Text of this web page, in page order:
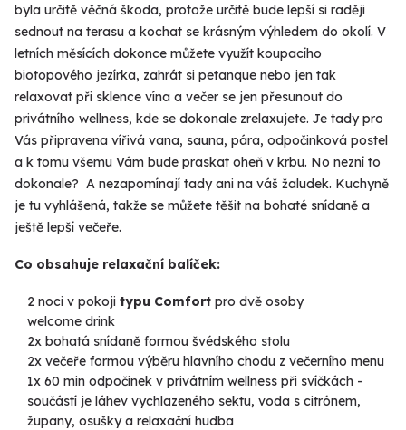
byla určitě věčná škoda, protože určitě bude lepší si raději
sednout na terasu a kochat se krásným výhledem do okolí. V
letních měsících dokonce můžete využít koupacího
biotopového jezírka, zahrát si petanque nebo jen tak
relaxovat při sklence vína a večer se jen přesunout do
privátního wellness, kde se dokonale zrelaxujete. Je tady pro
Vás připravena vířivá vana, sauna, pára, odpočinková postel
a k tomu všemu Vám bude praskat oheň v krbu. No nezní to
dokonale? A nezapomínají tady ani na váš žaludek. Kuchyně
je tu vyhlášená, takže se můžete těšit na bohaté snídaně a
ještě lepší večeře.
Co obsahuje relaxační balíček:
2 noci v pokoji typu Comfort pro dvě osoby
welcome drink
2x bohatá snídaně formou švédského stolu
2x večeře formou výběru hlavního chodu z večerního menu
1x 60 min odpočinek v privátním wellness při svíčkách -
součástí je láhev vychlazeného sektu, voda s citrónem,
župany, osušky a relaxační hudba